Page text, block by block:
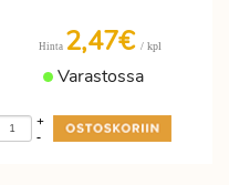
Hinta 2,47€ / kpl
Varastossa
-
+